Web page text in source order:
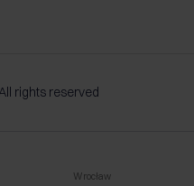
rights reserved
Wrocław